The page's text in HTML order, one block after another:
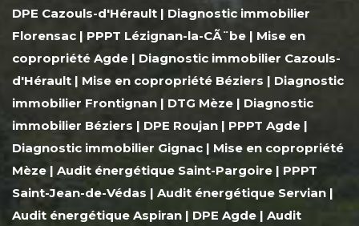
DPE Cazouls-d'Hérault | Diagnostic immobilier
Florensac | PPPT Lézignan-la-CÃ¨be | Mise en
copropriété Agde | Diagnostic immobilier Cazouls-
d'Hérault | Mise en copropriété Béziers | Diagnostic
immobilier Frontignan | DTG Mèze | Diagnostic
immobilier Béziers | DPE Roujan | PPPT Agde |
Diagnostic immobilier Gignac | Mise en copropriété
Mèze | Audit énergétique Saint-Pargoire | PPPT
Saint-Jean-de-Védas | Audit énergétique Servian |
Audit énergétique Aspiran | DPE Agde | Audit